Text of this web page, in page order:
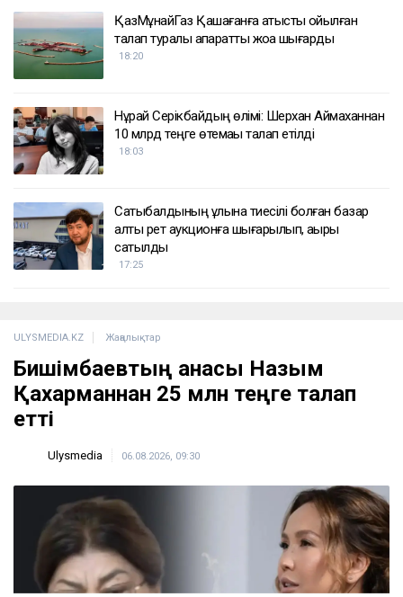
ҚазМұнайГаз Қашағанға қатысты қойылған
талап туралы ақпаратты жоққа шығарды
18:20
Нұрай Серікбайдың өлімі: Шерхан Аймаханнан
10 млрд теңге өтемақы талап етілді
18:03
Сатыбалдының ұлына тиесілі болған базар
алты рет аукционға шығарылып, ақыры
сатылды
17:25
ULYSMEDIA.KZ Жаңалықтар
Бишімбаевтың анасы Назым
Қахарманнан 25 млн теңге талап
етті
Ulysmedia 06.08.2026, 09:30